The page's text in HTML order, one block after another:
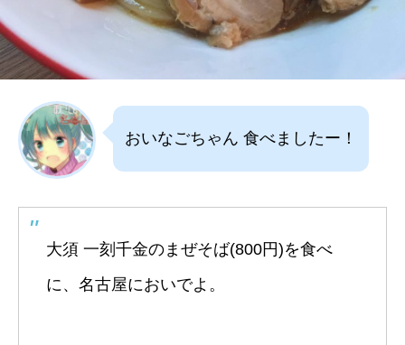
おいなごちゃん 食べましたー！
大須 一刻千金のまぜそば(800円)を食べ
に、名古屋においでよ。